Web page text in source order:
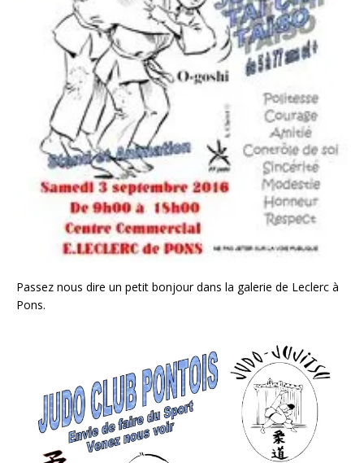
Passez nous dire un petit bonjour dans la galerie de Leclerc à
Pons.